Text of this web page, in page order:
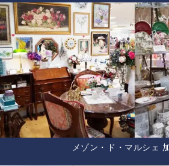
メゾン・ド・マルシェ